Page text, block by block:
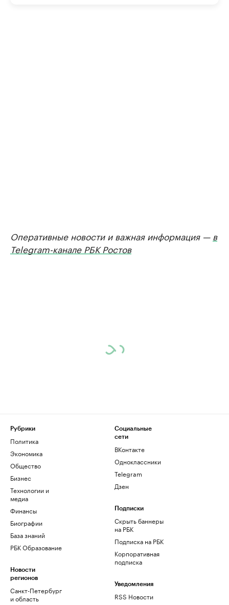
Оперативные новости и важная информация — в
Telegram-канале РБК Ростов
Рубрики
Политика
Экономика
Общество
Бизнес
Технологии и
медиа
Финансы
Биографии
База знаний
РБК Образование
Новости
регионов
Санкт-Петербург
и область
Социальные
сети
ВКонтакте
Одноклассники
Telegram
Дзен
Подписки
Скрыть баннеры
на РБК
Подписка на РБК
Корпоративная
подписка
Уведомления
RSS Новости